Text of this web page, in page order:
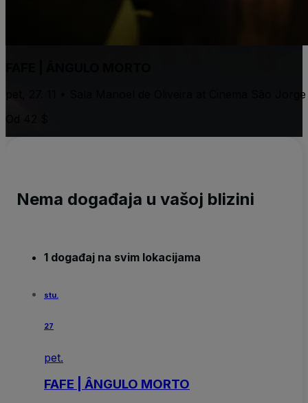
pet, 27. 11 • Sala Manoel de Oliveira at Cinema São
Nema događaja u vašoj blizini
1 događaj na svim lokacijama
stu.
27
pet.
FAFE | ÂNGULO MORTO